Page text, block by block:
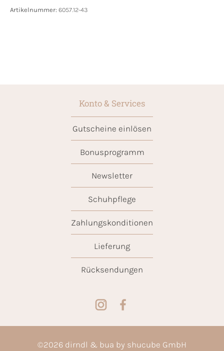
Artikelnummer: 6057.12-43
Konto & Services
Gutscheine einlösen
Bonusprogramm
Newsletter
Schuhpflege
Zahlungskonditionen
Lieferung
Rücksendungen
©2026 dirndl & bua by shucube GmbH